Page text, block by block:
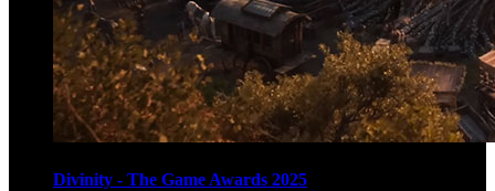
Divinity - The Game Awards 2025